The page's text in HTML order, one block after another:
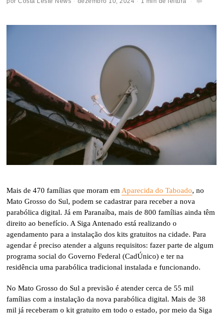
Mais de 470 famílias que moram em Aparecida do Taboado, no
Mato Grosso do Sul, podem se cadastrar para receber a nova
parabólica digital. Já em Paranaíba, mais de 800 famílias ainda têm
direito ao benefício. A Siga Antenado está realizando o
agendamento para a instalação dos kits gratuitos na cidade. Para
agendar é preciso atender a alguns requisitos: fazer parte de algum
programa social do Governo Federal (CadÚnico) e ter na
residência uma parabólica tradicional instalada e funcionando.
No Mato Grosso do Sul a previsão é atender cerca de 55 mil
famílias com a instalação da nova parabólica digital. Mais de 38
mil já receberam o kit gratuito em todo o estado, por meio da Siga